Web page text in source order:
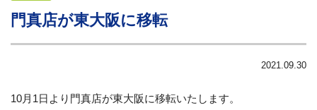
門真店が東大阪に移転
2021.09.30
10月1日より門真店が東大阪に移転いたします。